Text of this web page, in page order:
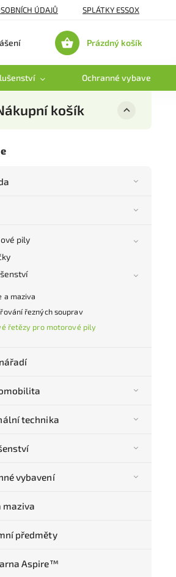
ÚDAJŮ SPLÁTKY ESSOX
Nákupní
Prázdný košík
Ochranné vybavení
košík
pily
a maziva
řezných souprav
řetězy pro motorové pily
technika
vybavení
maziva
předměty
Aspire™